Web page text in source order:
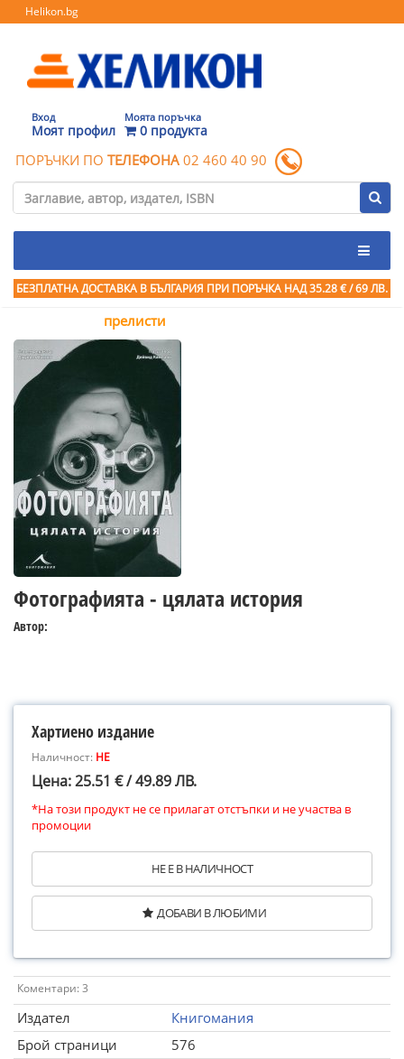
Helikon.bg
Вход
Моят профил
Моята поръчка
0 продукта
ПОРЪЧКИ ПО ТЕЛЕФОНА 02 460 40 90
БЕЗПЛАТНА ДОСТАВКА В БЪЛГАРИЯ ПРИ ПОРЪЧКА НАД 35.28 € / 69 ЛВ.
прелисти
Фотографията - цялата история
Автор:
Хартиено издание
Наличност: НЕ
Цена: 25.51 € / 49.89 ЛВ.
*На този продукт не се прилагат отстъпки и не участва в
промоции
НЕ Е В НАЛИЧНОСТ
ДОБАВИ В ЛЮБИМИ
Коментари: 3
Издател
Книгомания
Брой страници
576